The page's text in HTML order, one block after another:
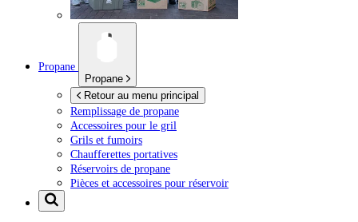
Propane
Propane
Retour au menu principal
Remplissage de propane
Accessoires pour le gril
Grils et fumoirs
Chaufferettes portatives
Réservoirs de propane
Pièces et accessoires pour réservoir